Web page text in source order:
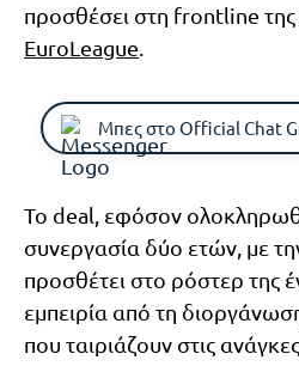
προσθέσει στη frontline της
EuroLeague
Μπες στο Official Chat
Το deal, εφόσον
συνεργασία δύο ετών, με
προσθέτει στο ρόστερ της
εμπειρία από τη
που ταιριάζουν στις